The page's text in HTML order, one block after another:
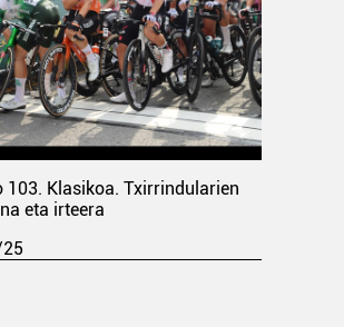
103. Klasikoa. Txirrindularien
eta irteera